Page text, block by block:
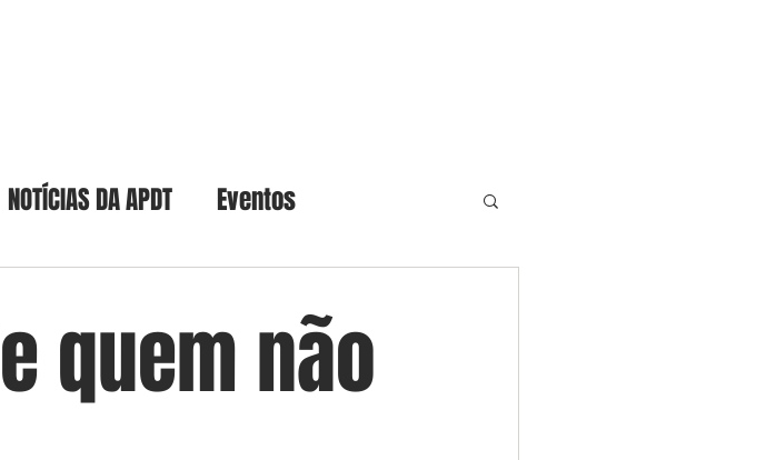
NOTÍCIAS DA APDT Eventos
quem não